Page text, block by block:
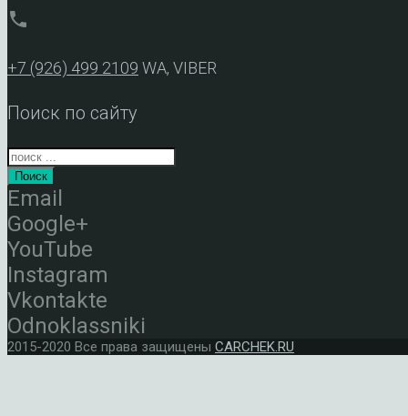
phone
+7 (926) 499 2109 WA, VIBER
Поиск по сайту
Поиск
Email
Google+
YouTube
Instagram
Vkontakte
Odnoklassniki
2015-2020 Все права защищены CARCHEK.RU